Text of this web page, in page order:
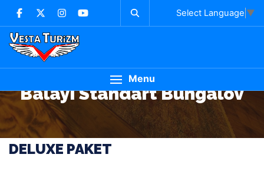
Select Language ▼
Menu
Balayı Standart Bungalov
DELUXE PAKET